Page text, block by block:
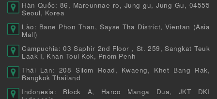
Hàn Quốc: 86, Mareunnae-ro, Jung-gu, Jung-Gu, 04555
Seoul, Korea
Lào: Bane Phon Than, Sayse Tha District, Vientan (Asia
Mall)
Campuchia: 03 Saphir 2nd Floor , St. 259, Sangkat Teuk
Laak I, Khan Toul Kok, Pnom Penh
Thái Lan: 208 Silom Road, Kwaeng, Khet Bang Rak,
Bangkok Thailand
Indonesia: Block A, Harco Manga Dua, JKT DKI